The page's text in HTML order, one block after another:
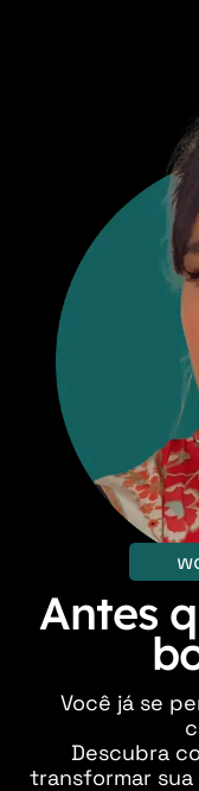
Antes
Você já se
Descubra
transformar